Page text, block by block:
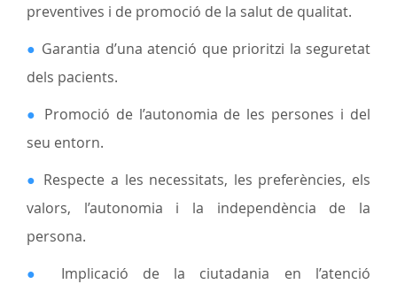
preventives i de promoció de la salut de qualitat.
● Garantia d’una atenció que prioritzi la seguretat
dels pacients.
● Promoció de l’autonomia de les persones i del
seu entorn.
● Respecte a les necessitats, les preferències, els
valors, l’autonomia i la independència de la
persona.
● Implicació de la ciutadania en l’atenció